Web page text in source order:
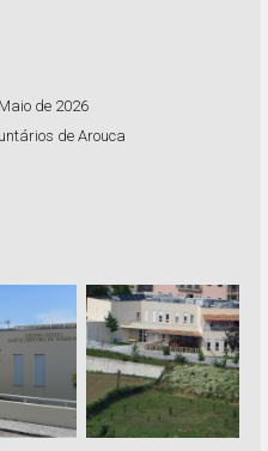
de 2026
de Arouca